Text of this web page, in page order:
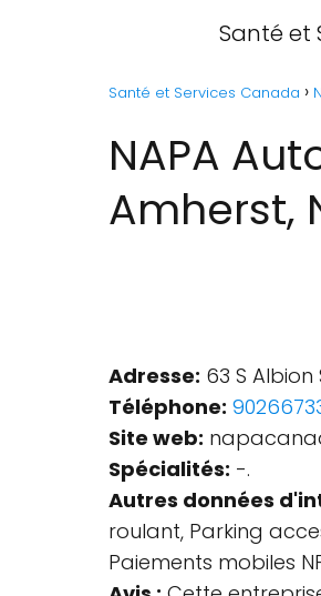
Santé et
Santé et Services Canada
NAPA
Amherst,
Adresse: 63 S Albion
Téléphone:
Site web:
Spécialités: -.
Autres données
roulant, Parking
Paiements mobiles